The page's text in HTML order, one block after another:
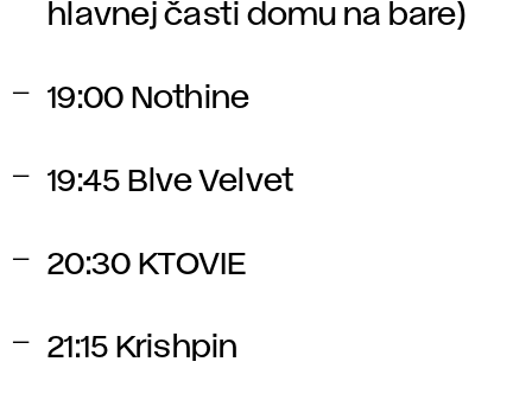
hlavnej časti domu na bare)
19:00 Nothine
19:45 Blve Velvet
20:30 KTOVIE
21:15 Krishpin